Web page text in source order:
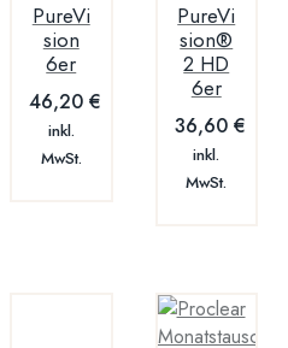
PureVi
sion
6er
46,20 €
inkl.
MwSt.
PureVi
sion®
2 HD
6er
36,60 €
inkl.
MwSt.